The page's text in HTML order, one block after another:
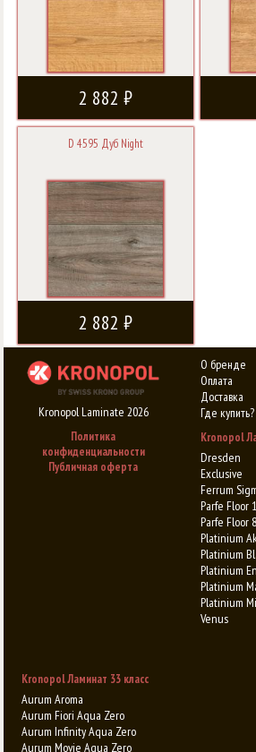
2 882 ₽
D 4595 Дуб Night
2 882 ₽
Kronopol Laminate 2026
Политика
конфиденциальности
Публичная оферта
О бренде
Оплата
Доставка
Где купить?
Kronopol
Dresden
Exclusive
Ferrum
Parfe Floor
Parfe Floor
Platinium
Platinium
Platinium
Platinium
Platinium
Venus
Kronopol Ламинат 33 класс
Aurum Aroma
Aurum Fiori Aqua Zero
Aurum Infinity Aqua Zero
Aurum Movie Aqua Zero